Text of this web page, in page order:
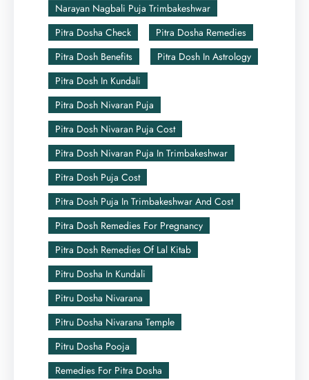
Narayan Nagbali Puja Trimbakeshwar
Pitra Dosha Check
Pitra Dosha Remedies
Pitra Dosh Benefits
Pitra Dosh In Astrology
Pitra Dosh In Kundali
Pitra Dosh Nivaran Puja
Pitra Dosh Nivaran Puja Cost
Pitra Dosh Nivaran Puja In Trimbakeshwar
Pitra Dosh Puja Cost
Pitra Dosh Puja In Trimbakeshwar And Cost
Pitra Dosh Remedies For Pregnancy
Pitra Dosh Remedies Of Lal Kitab
Pitru Dosha In Kundali
Pitru Dosha Nivarana
Pitru Dosha Nivarana Temple
Pitru Dosha Pooja
Remedies For Pitra Dosha